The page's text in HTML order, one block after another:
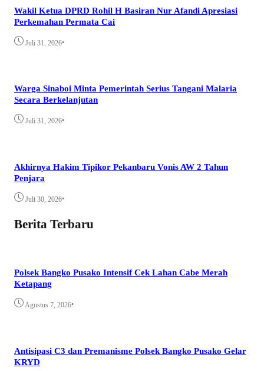
Wakil Ketua DPRD Rohil H Basiran Nur Afandi Apresiasi
Perkemahan Permata Cai
Juli 31, 2026•
Warga Sinaboi Minta Pemerintah Serius Tangani Malaria
Secara Berkelanjutan
Juli 31, 2026•
Akhirnya Hakim Tipikor Pekanbaru Vonis AW 2 Tahun
Penjara
Juli 30, 2026•
Berita Terbaru
Polsek Bangko Pusako Intensif Cek Lahan Cabe Merah
Ketapang
Agustus 7, 2026•
Antisipasi C3 dan Premanisme Polsek Bangko Pusako Gelar
KRYD